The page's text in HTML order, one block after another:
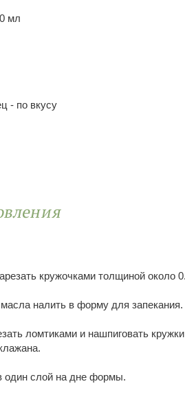
мл
- по вкусу
кружочками толщиной около
налить в форму для запекания.
ломтиками и нашпиговать
один слой на дне формы.